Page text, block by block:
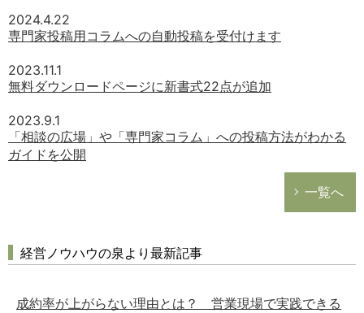
2024.4.22
専門家投稿用コラムへの自動投稿を受付けます
2023.11.1
無料ダウンロードページに新書式22点が追加
2023.9.1
「相談の広場」や「専門家コラム」への投稿方法がわかる
ガイドを公開
一覧へ
経営ノウハウの泉より最新記事
成約率が上がらない理由とは？ 営業現場で実践できる